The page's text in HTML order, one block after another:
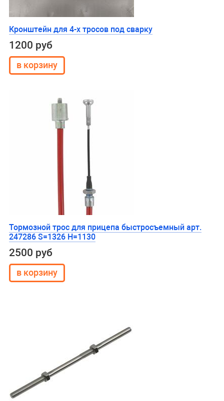
Кронштейн для 4-х тросов под сварку
1200 руб
Тормозной трос для прицепа быстросъемный арт.
247286 S=1326 H=1130
2500 руб